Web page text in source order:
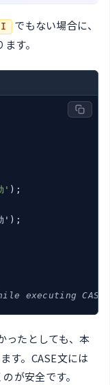
I
でもない場合に、
す。
' );
');
executing
ったとしても、本
す。CASE文には
が安全です。